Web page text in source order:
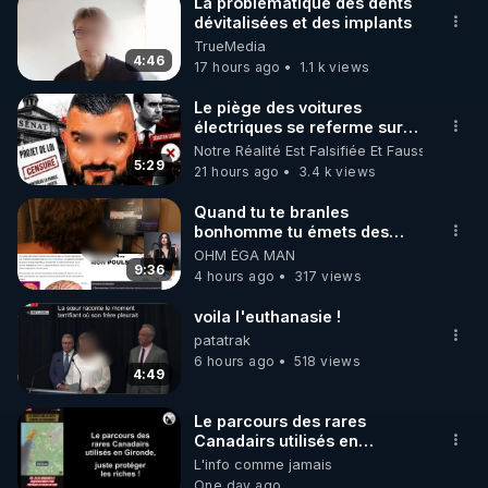
🌱 INSTAGRAM
https://www.instagram.com/rdlr_thierrycasasnovas/
http://rgnr.li/instagram
🌱 LA NEWSLETTER
Pour ne pas rater l’actualité RGNR (stages,
http://rgnr.li/news
🌱 VIDÉOS NON CENSURÉES SUR ODYSEE
Toutes les vidéos Youtube sont aussi sur la
http://rgnr.li/odysee
🌱 LES STAGES EN PRÉSENTIEL
http://rgnr.li/stages
4:46
dévitalisées et des implants
TrueMedia
17 hours ago
1.1 k views
5:29
Le piège des voitures
électriques se referme sur
les usagers !
Notre Réalité Est Falsifiée Et Fausse
21 hours ago
3.4 k views
9:36
Quand tu te branles
bonhomme tu émets des
ondes ils ont juste omis de
t'expliquer
OHM ÉGA MAN
4 hours ago
317 views
4:49
voila l'euthanasie !
patatrak
6 hours ago
518 views
Le parcours des rares
Canadairs utilisés en
Gironde, juste protéger les
riches donc la mafia ! 😒🤢😡
L'info comme jamais